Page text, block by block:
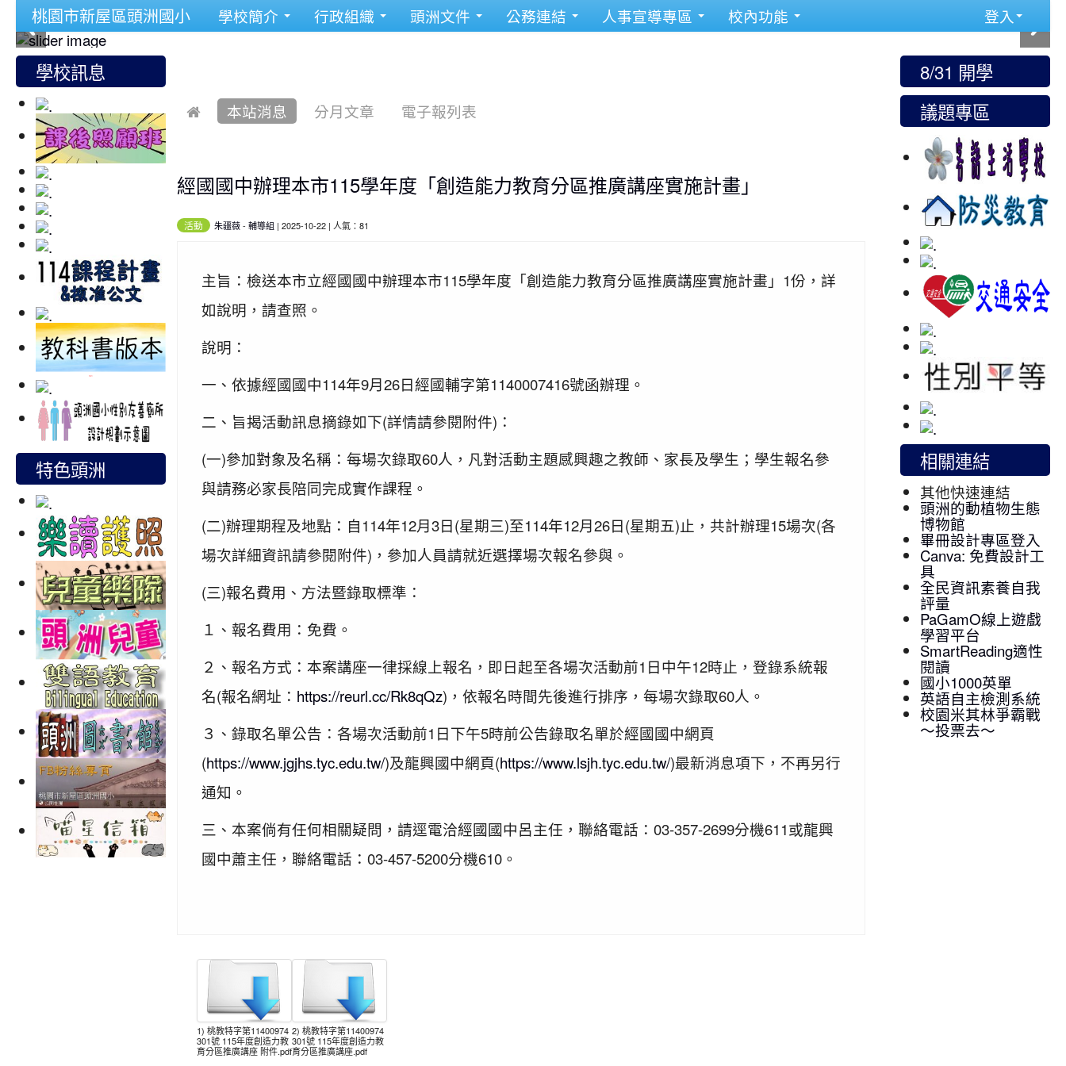
桃園市新屋區頭洲國小 學校簡介 行政組織 頭洲文件 公務連結 人事宣導專區 校內功能 登入
學校訊息
特色頭洲
本站消息 分月文章 電子報列表
經國國中辦理本市115學年度「創造能力教育分區推廣講座實施計畫」
活動 朱疆薇- 輔導組 | 2025-10-22 | 人氣：81
主旨：檢送本市立經國國中辦理本市115學年度「創造能力教育分區推廣講座實施計畫」1份，詳
如說明，請查照。
說明：
一、依據經國國中114年9月26日經國輔字第1140007416號函辦理。
二、旨揭活動訊息摘錄如下(詳情請參閱附件)：
(一)參加對象及名稱：每場次錄取60人，凡對活動主題感興趣之教師、家長及學生；學生報名參
與請務必家長陪同完成實作課程。
(二)辦理期程及地點：自114年12月3日(星期三)至114年12月26日(星期五)止，共計辦理15場次(各
場次詳細資訊請參閱附件)，參加人員請就近選擇場次報名參與。
(三)報名費用、方法暨錄取標準：
１、報名費用：免費。
２、報名方式：本案講座一律採線上報名，即日起至各場次活動前1日中午12時止，登錄系統報
名(報名網址： https://reurl.cc/Rk8qQz)，依報名時間先後進行排序，每場次錄取60人。
３、錄取名單公告：各場次活動前1日下午5時前公告錄取名單於經國國中網頁
(https://www.jgjhs.tyc.edu.tw/)及龍興國中網頁(https://www.lsjh.tyc.edu.tw/)最新消息項下，不再另行
通知。
三、本案倘有任何相關疑問，請逕電洽經國國中呂主任，聯絡電話：03-357-2699分機611或龍興
國中蕭主任，聯絡電話：03-457-5200分機610。
1) 桃教特字第11400974
301號 115年度創造力教
育分區推廣講座 附件.pdf
2) 桃教特字第11400974
301號 115年度創造力教
育分區推廣講座.pdf
8/31 開學
議題專區
相關連結
其他快速連結
頭洲的動植物生態
博物館
畢冊設計專區登入
Canva: 免費設計工
具
全民資訊素養自我
評量
PaGamO線上遊戲
學習平台
SmartReading適性
閱讀
國小1000英單
英語自主檢測系統
校園米其林爭霸戰
～投票去～